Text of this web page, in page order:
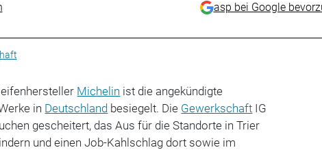
asp bei Google
Michelin ist die angekündigte
in Deutschland besiegelt. Die Gewerkschaft IG
gescheitert, das Aus für die Standorte in Trier
und einen Job-Kahlschlag dort sowie im